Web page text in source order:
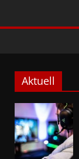
Aktuell